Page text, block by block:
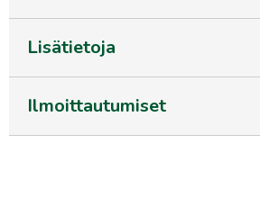
Lisätietoja
Ilmoittautumiset